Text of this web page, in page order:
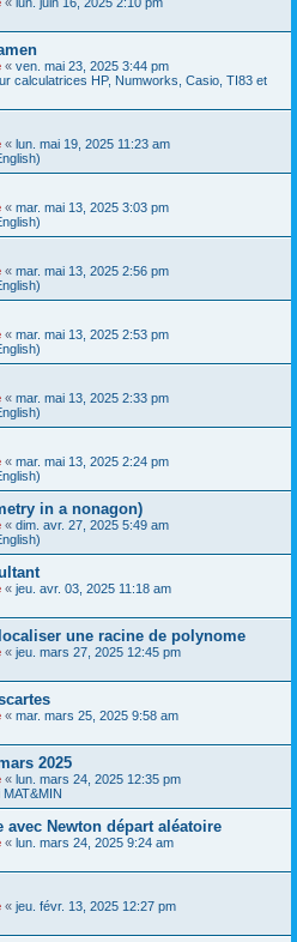
« ven. mai 23, 2025 3:44 pm
calculatrices HP, Numworks, Casio, TI83 et
« lun. mai 19, 2025 11:23 am
« mar. mai 13, 2025 3:03 pm
« mar. mai 13, 2025 2:56 pm
« mar. mai 13, 2025 2:53 pm
« mar. mai 13, 2025 2:33 pm
« mar. mai 13, 2025 2:24 pm
in a nonagon)
« dim. avr. 27, 2025 5:49 am
« jeu. avr. 03, 2025 11:18 am
une racine de polynome
« jeu. mars 27, 2025 12:45 pm
« mar. mars 25, 2025 9:58 am
2025
« lun. mars 24, 2025 12:35 pm
Newton départ aléatoire
« lun. mars 24, 2025 9:24 am
« jeu. févr. 13, 2025 12:27 pm